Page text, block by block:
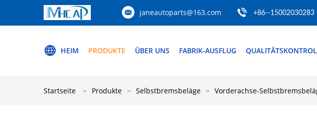
janeautoparts@163.com +86--15002030283
HEIM PRODUKTE ÜBER UNS FABRIK-AUSFLUG
Startseite Produkte Selbstbremsbeläge Vorderachse-